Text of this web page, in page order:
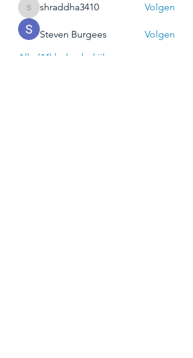
shraddha3410
shraddha3410 Volgen
Steven Burgees
Volgen
Alle (44) leden bekijken